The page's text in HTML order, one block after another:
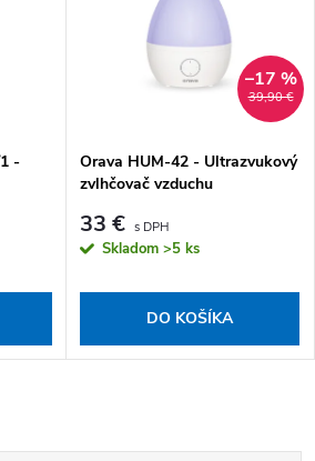
-
39,90 €
–17 %
Orava HUM-42 - Ultrazvukový
zvlhčovač vzduchu
33 €
Skladom >5 ks
DO KOŠÍKA